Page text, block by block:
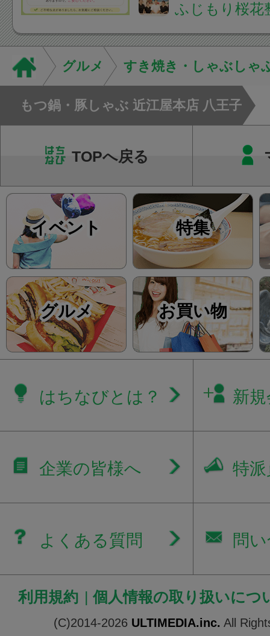
A: はい、受けられま
態を丁寧に確認した
います。必要に応じ
ン・CT・MRIなどの
ふじもり桜花
グルメ すき焼き・しゃぶしゃ
もつ鍋・豚しゃぶ 近江屋本店 八王子
TOPへ戻る
イベント 特集
グルメ お買い物
はちなびとは？ 新
企業の皆様へ 特
よくある質問 問
利用規約 | 個人情報の取り扱いにつ
(C)2014-2026 ULTIMEDIA.inc. All